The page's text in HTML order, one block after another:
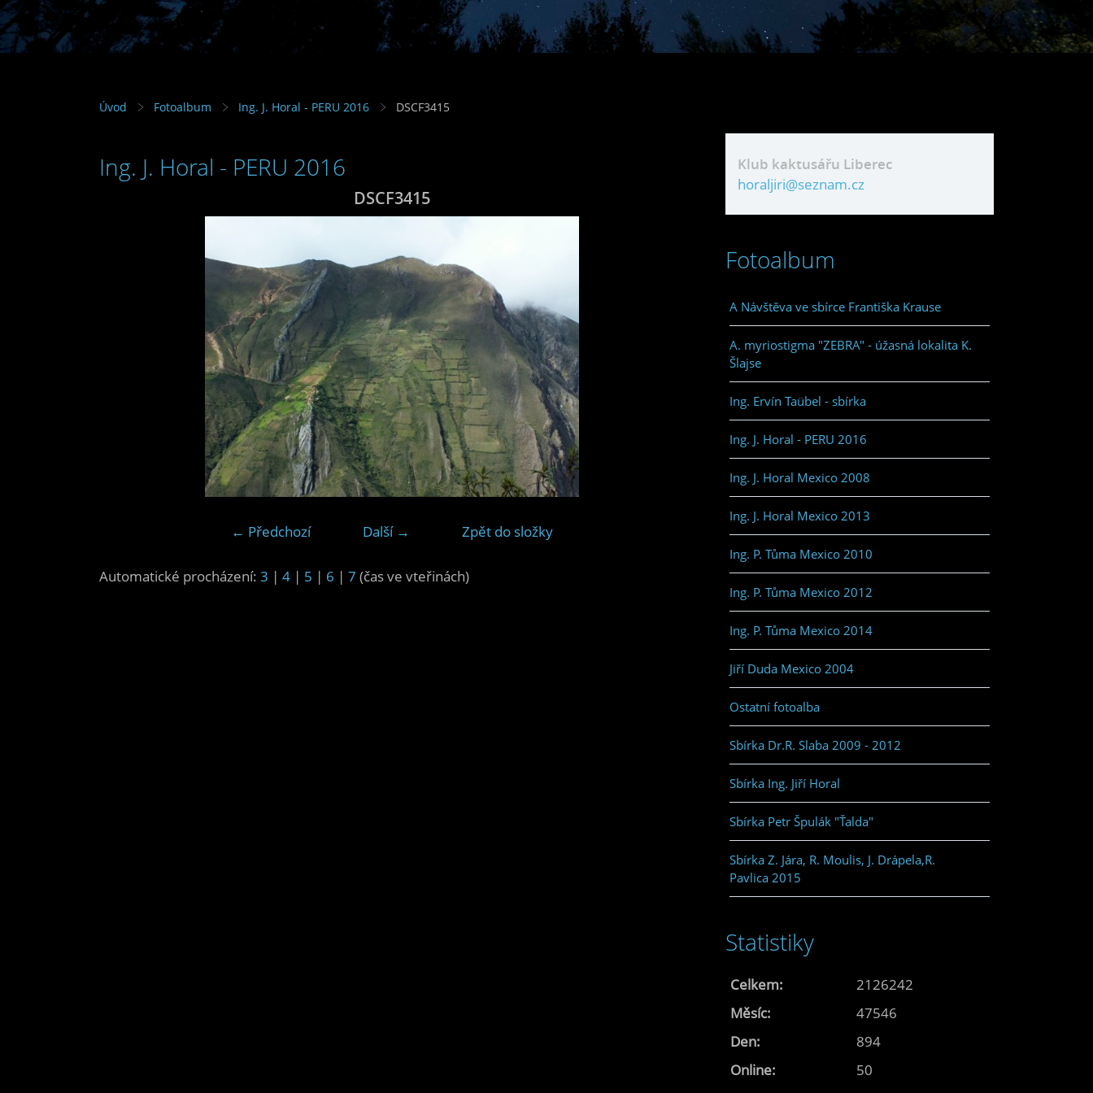
Úvod Fotoalbum Ing. J. Horal - PERU 2016 DSCF3415
Ing. J. Horal - PERU 2016
DSCF3415
← Předchozí Další → Zpět do složky
Automatické procházení: 3 | 4 | 5 | 6 | 7 (čas ve vteřinách)
Klub kaktusářu Liberec
horaljiri@seznam.cz
Fotoalbum
A Návštěva ve sbírce Františka Krause
A. myriostigma "ZEBRA" - úžasná lokalita K.
Šlajse
Ing. Ervín Taübel - sbírka
Ing. J. Horal - PERU 2016
Ing. J. Horal Mexico 2008
Ing. J. Horal Mexico 2013
Ing. P. Tůma Mexico 2010
Ing. P. Tůma Mexico 2012
Ing. P. Tůma Mexico 2014
Jiří Duda Mexico 2004
Ostatní fotoalba
Sbírka Dr.R. Slaba 2009 - 2012
Sbírka Ing. Jiří Horal
Sbírka Petr Špulák "Ťalda"
Sbírka Z. Jára, R. Moulis, J. Drápela,R.
Pavlica 2015
Statistiky
Online: 50
Celkem:
2126242
Měsíc:
47546
Den:
894